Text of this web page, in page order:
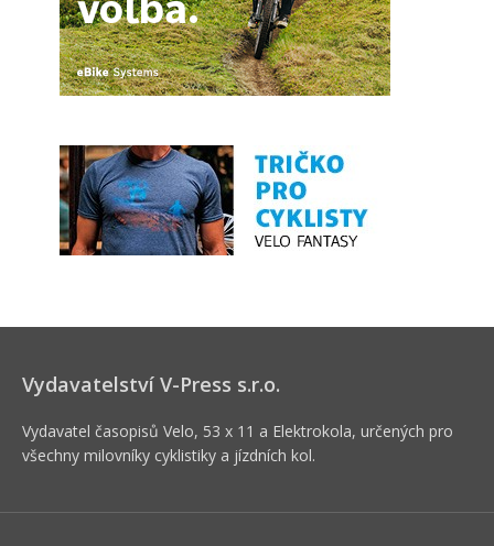
Vydavatelství V-Press s.r.o.
Vydavatel časopisů Velo, 53 x 11 a Elektrokola, určených pro
všechny milovníky cyklistiky a jízdních kol.